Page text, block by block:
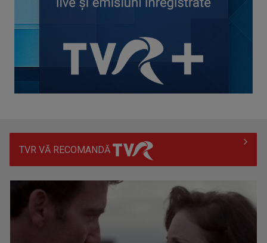
(P) Migrene frecvente: când recomandă neurologul un RMN
TVR VĂ RECOMANDĂ